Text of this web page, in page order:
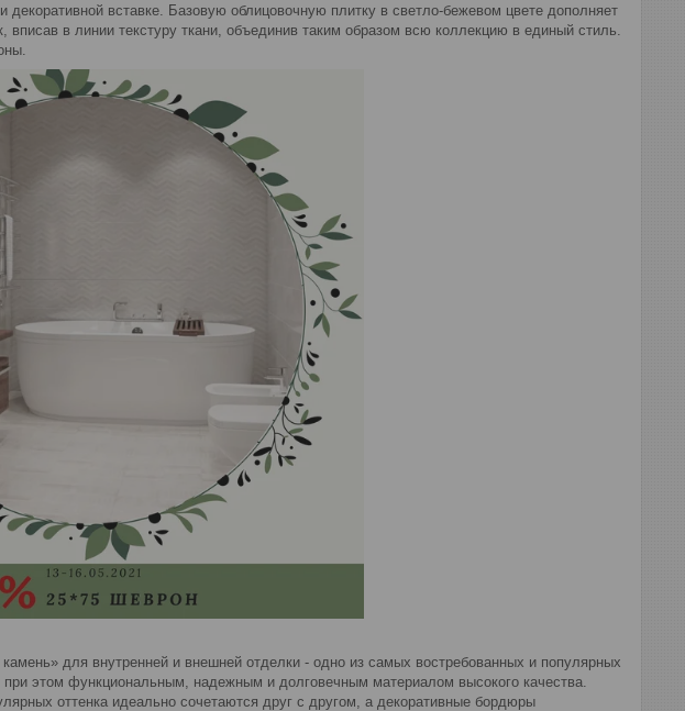
вставке. Базовую облицовочную плитку в светло-бежевом цвете дополняет
в линии текстуру ткани, объединив таким образом всю коллекцию в единый стиль.
для внутренней и внешней отделки - одно из самых востребованных и популярных
этом функциональным, надежным и долговечным материалом высокого качества.
оттенка идеально сочетаются друг с другом, а декоративные бордюры